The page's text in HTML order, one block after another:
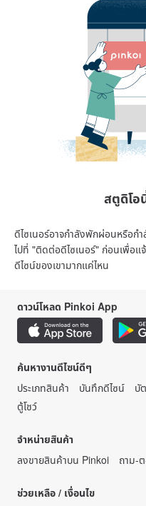
สตูดิโอ
ดีไซเนอร์อาจกำลังพักผ่อนหรือก
ไปที่ "ติดต่อดีไซเนอร์" ก่อนเพื่อแ
ดีไซน์ของเขามากแค่ไหน
ดาวน์โหลด Pinkoi App
ค้นหางานดีไซน์ดีๆ
ประเภทสินค้า
บันทึกดีไซน์ บั
ตู้โชว์
จำหน่ายสินค้า
ลงขายสินค้าบน Pinkoi
ถาม-
ช่วยเหลือ / เงื่อนไข